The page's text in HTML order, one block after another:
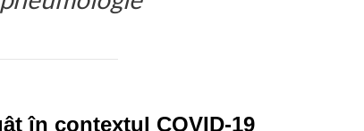
în contextul COVID-19